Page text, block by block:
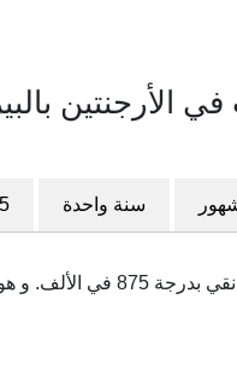
سنة واحدة 5 سنوات
عيار 21 يسمى أيضا